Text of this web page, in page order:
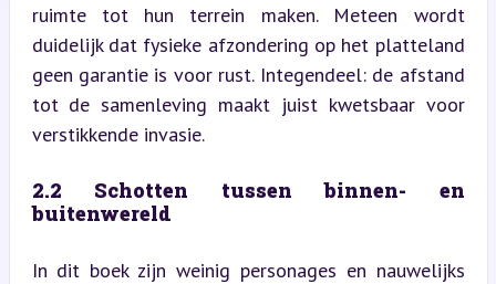
ruimte tot hun terrein maken. Meteen wordt
duidelijk dat fysieke afzondering op het platteland
geen garantie is voor rust. Integendeel: de afstand
tot de samenleving maakt juist kwetsbaar voor
verstikkende invasie.
2.2 Schotten tussen binnen- en
buitenwereld
In dit boek zijn weinig personages en nauwelijks